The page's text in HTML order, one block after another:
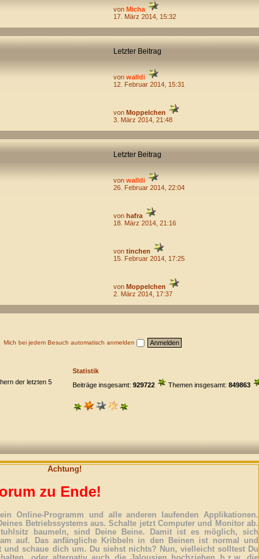
von Micha
17. März 2014, 15:32
Letzter Beitrag
von walldi
12. Februar 2014, 15:31
von Moppelchen
3. März 2014, 21:48
Letzter Beitrag
von walldi
26. Februar 2014, 22:04
von hafra
18. März 2014, 21:16
von tinchen
15. Februar 2014, 17:25
von Moppelchen
2. März 2014, 17:37
Mich bei jedem Besuch automatisch anmelden
der letzten 5
Statistik
Beiträge insgesamt: 929722 Themen insgesamt: 849863
Achtung!
zu Ende!
Online-Programm und alle anderen laufenden Applikationen.
Betriebssystems aus. Schalte jetzt Computer und Monitor ab.
baumeln, sind Deine Beine. Damit ist es möglich, sich
auf. Das anfängliche Kribbeln in den Beinen ist normal und
schaue dich um. Du siehst nichts? Nun, vielleicht solltest Du